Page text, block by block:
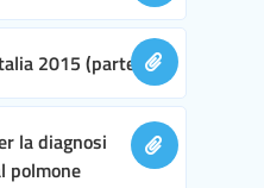
2015 (parte II)
la diagnosi
polmone